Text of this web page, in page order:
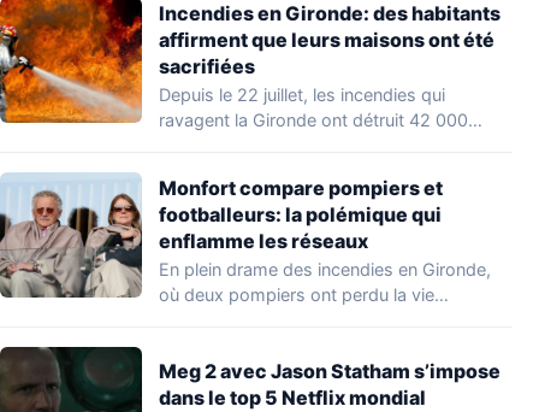
Incendies en Gironde: des habitants
affirment que leurs maisons ont été
sacrifiées
Depuis le 22 juillet, les incendies qui
ravagent la Gironde ont détruit 42 000…
Monfort compare pompiers et
footballeurs: la polémique qui
enflamme les réseaux
En plein drame des incendies en Gironde,
où deux pompiers ont perdu la vie…
Meg 2 avec Jason Statham s’impose
dans le top 5 Netflix mondial